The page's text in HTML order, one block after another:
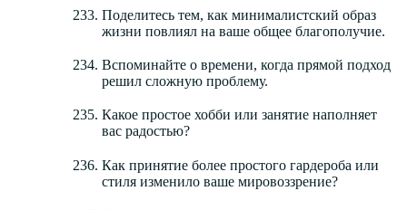
Поделитесь тем, как минималистский образ
жизни повлиял на ваше общее благополучие.
Вспоминайте о времени, когда прямой подход
решил сложную проблему.
Какое простое хобби или занятие наполняет
вас радостью?
Как принятие более простого гардероба или
стиля изменило ваше мировоззрение?